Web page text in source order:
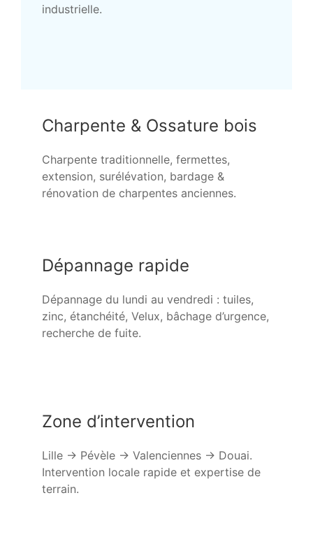
industrielle.
Charpente & Ossature bois
Charpente traditionnelle, fermettes,
extension, surélévation, bardage &
rénovation de charpentes anciennes.
Dépannage rapide
Dépannage du lundi au vendredi : tuiles,
zinc, étanchéité, Velux, bâchage d’urgence,
recherche de fuite.
Zone d’intervention
Lille → Pévèle → Valenciennes → Douai.
Intervention locale rapide et expertise de
terrain.